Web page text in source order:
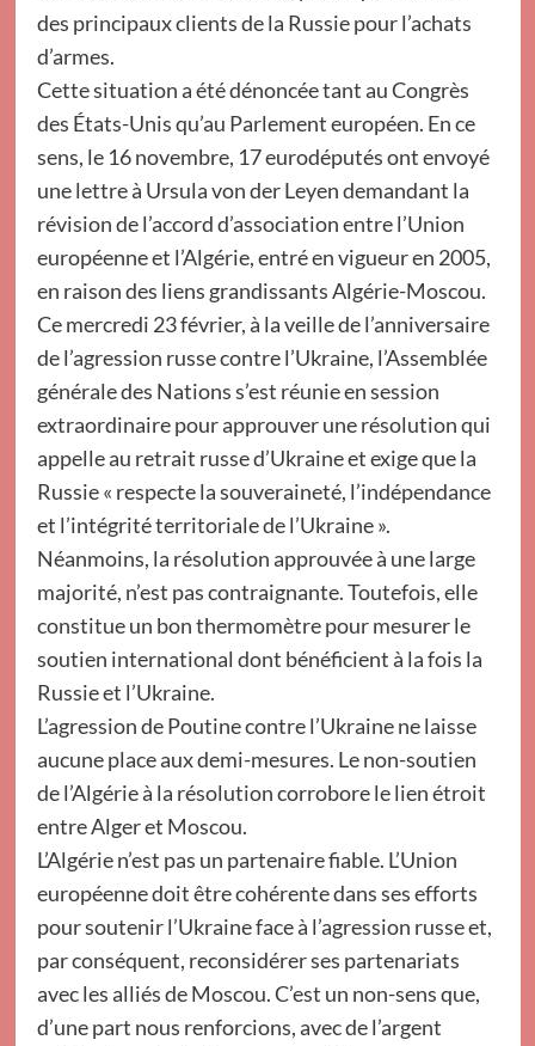
des principaux clients de la Russie pour l’achats
d’armes.
Cette situation a été dénoncée tant au Congrès
des États-Unis qu’au Parlement européen. En ce
sens, le 16 novembre, 17 eurodéputés ont envoyé
une lettre à Ursula von der Leyen demandant la
révision de l’accord d’association entre l’Union
européenne et l’Algérie, entré en vigueur en 2005,
en raison des liens grandissants Algérie-Moscou.
Ce mercredi 23 février, à la veille de l’anniversaire
de l’agression russe contre l’Ukraine, l’Assemblée
générale des Nations s’est réunie en session
extraordinaire pour approuver une résolution qui
appelle au retrait russe d’Ukraine et exige que la
Russie « respecte la souveraineté, l’indépendance
et l’intégrité territoriale de l’Ukraine ».
Néanmoins, la résolution approuvée à une large
majorité, n’est pas contraignante. Toutefois, elle
constitue un bon thermomètre pour mesurer le
soutien international dont bénéficient à la fois la
Russie et l’Ukraine.
L’agression de Poutine contre l’Ukraine ne laisse
aucune place aux demi-mesures. Le non-soutien
de l’Algérie à la résolution corrobore le lien étroit
entre Alger et Moscou.
L’Algérie n’est pas un partenaire fiable. L’Union
européenne doit être cohérente dans ses efforts
pour soutenir l’Ukraine face à l’agression russe et,
par conséquent, reconsidérer ses partenariats
avec les alliés de Moscou. C’est un non-sens que,
d’une part nous renforcions, avec de l’argent